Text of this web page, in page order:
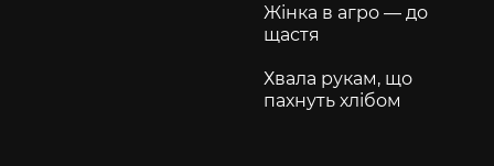
Жінка в агро — до
щастя
Хвала рукам, що
пахнуть хлібом